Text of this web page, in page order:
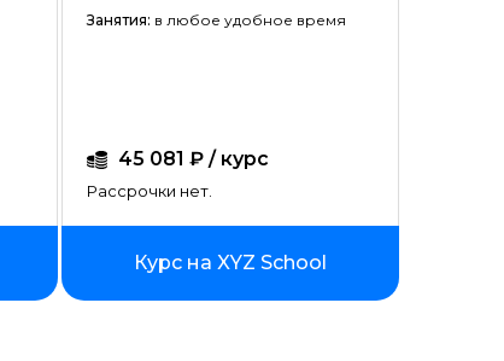
Занятия: в любое удобное время
45 081 ₽ / курс
Рассрочки нет.
Курс на XYZ School